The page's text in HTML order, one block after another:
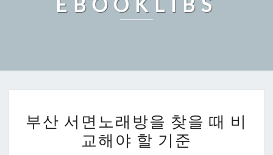
산
서
부산 서면노래방을 찾을 때 비
교해야 할 기준